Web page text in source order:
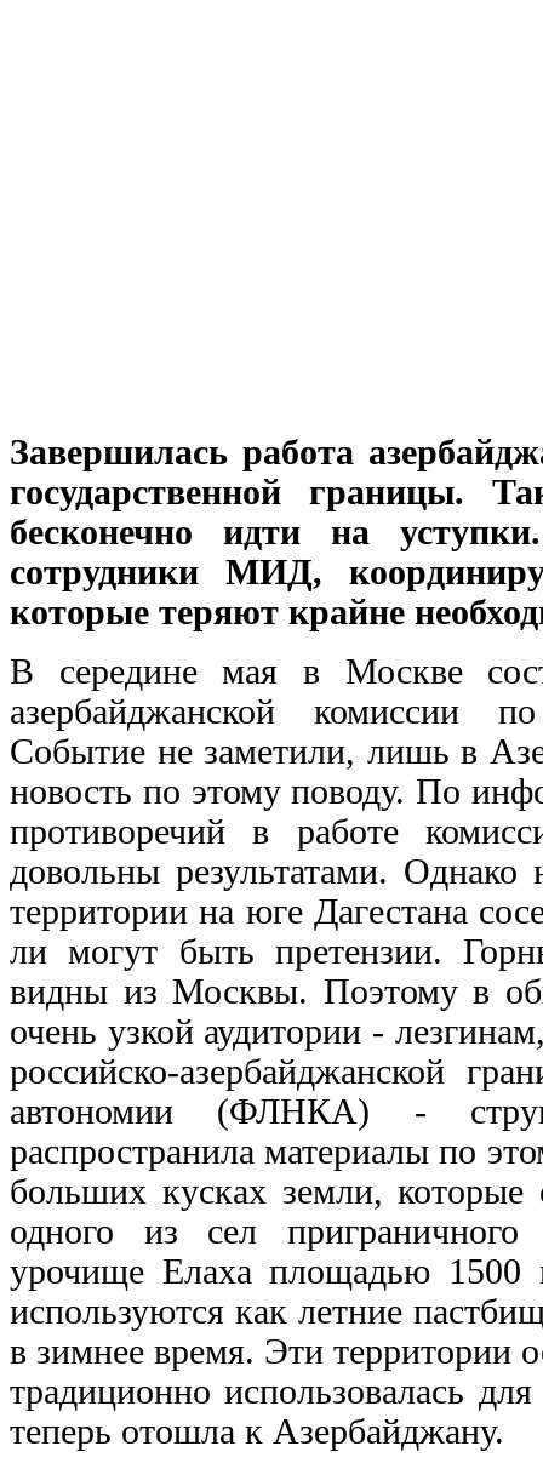
Завершилась работа
государственной границы.
бесконечно идти на
сотрудники МИД,
которые теряют крайне
В середине мая в Москве
азербайджанской комиссии
Событие не заметили, лишь в
новость по этому поводу. По
противоречий в работе
довольны результатами.
территории на юге Дагестана
ли могут быть претензии.
видны из Москвы. Поэтому в
очень узкой аудитории -
российско-азербайджанской
автономии (ФЛНКА) -
распространила материалы по
больших кусках земли, которые
одного из сел приграничного
урочище Елаха площадью 1500
используются как летние
в зимнее время. Эти территории
традиционно использовалась
теперь отошла к Азербайджану.